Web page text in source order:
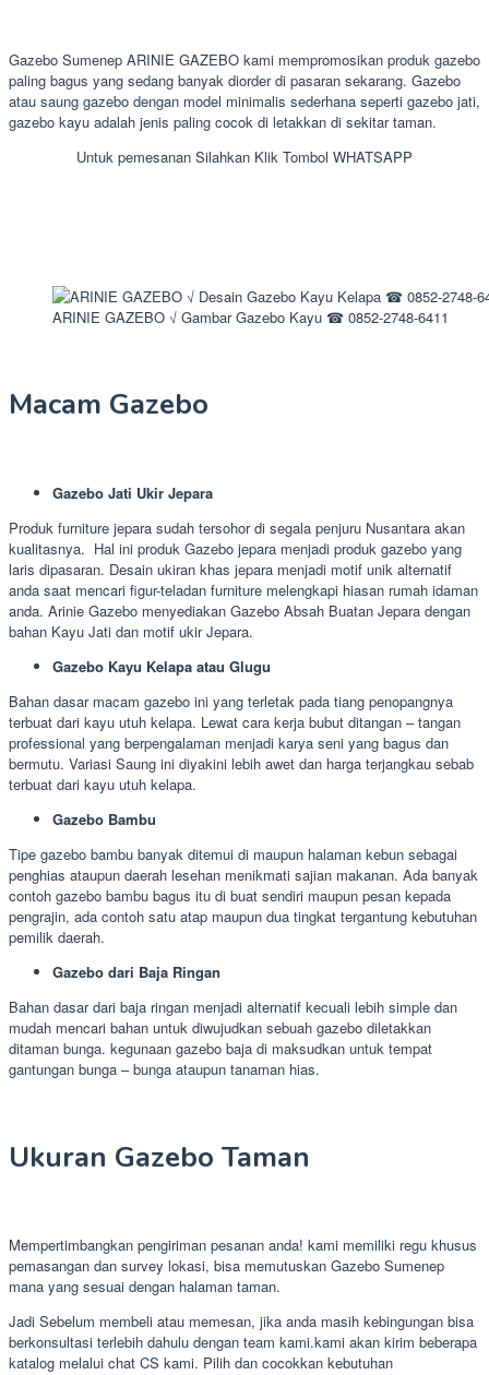
Gazebo Sumenep ARINIE GAZEBO kami mempromosikan produk gazebo
paling bagus yang sedang banyak diorder di pasaran sekarang. Gazebo
atau saung gazebo dengan model minimalis sederhana seperti gazebo jati,
gazebo kayu adalah jenis paling cocok di letakkan di sekitar taman.
Untuk pemesanan Silahkan Klik Tombol WHATSAPP
ARINIE GAZEBO √ Gambar Gazebo Kayu ☎ 0852-2748-6411
Macam Gazebo
Gazebo Jati Ukir Jepara
Produk furniture jepara sudah tersohor di segala penjuru Nusantara akan
kualitasnya. Hal ini produk Gazebo jepara menjadi produk gazebo yang
laris dipasaran. Desain ukiran khas jepara menjadi motif unik alternatif
anda saat mencari figur-teladan furniture melengkapi hiasan rumah idaman
anda. Arinie Gazebo menyediakan Gazebo Absah Buatan Jepara dengan
bahan Kayu Jati dan motif ukir Jepara.
Gazebo Kayu Kelapa atau Glugu
Bahan dasar macam gazebo ini yang terletak pada tiang penopangnya
terbuat dari kayu utuh kelapa. Lewat cara kerja bubut ditangan – tangan
professional yang berpengalaman menjadi karya seni yang bagus dan
bermutu. Variasi Saung ini diyakini lebih awet dan harga terjangkau sebab
terbuat dari kayu utuh kelapa.
Gazebo Bambu
Tipe gazebo bambu banyak ditemui di maupun halaman kebun sebagai
penghias ataupun daerah lesehan menikmati sajian makanan. Ada banyak
contoh gazebo bambu bagus itu di buat sendiri maupun pesan kepada
pengrajin, ada contoh satu atap maupun dua tingkat tergantung kebutuhan
pemilik daerah.
Gazebo dari Baja Ringan
Bahan dasar dari baja ringan menjadi alternatif kecuali lebih simple dan
mudah mencari bahan untuk diwujudkan sebuah gazebo diletakkan
ditaman bunga. kegunaan gazebo baja di maksudkan untuk tempat
gantungan bunga – bunga ataupun tanaman hias.
Ukuran Gazebo Taman
Mempertimbangkan pengiriman pesanan anda! kami memiliki regu khusus
pemasangan dan survey lokasi, bisa memutuskan Gazebo Sumenep
mana yang sesuai dengan halaman taman.
Jadi Sebelum membeli atau memesan, jika anda masih kebingungan bisa
berkonsultasi terlebih dahulu dengan team kami.kami akan kirim beberapa
katalog melalui chat CS kami. Pilih dan cocokkan kebutuhan